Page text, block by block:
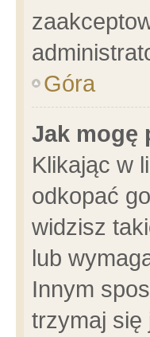
Góra
Jak mogę
Klikając w
odkopać
widzisz
lub
Innym
trzymaj się